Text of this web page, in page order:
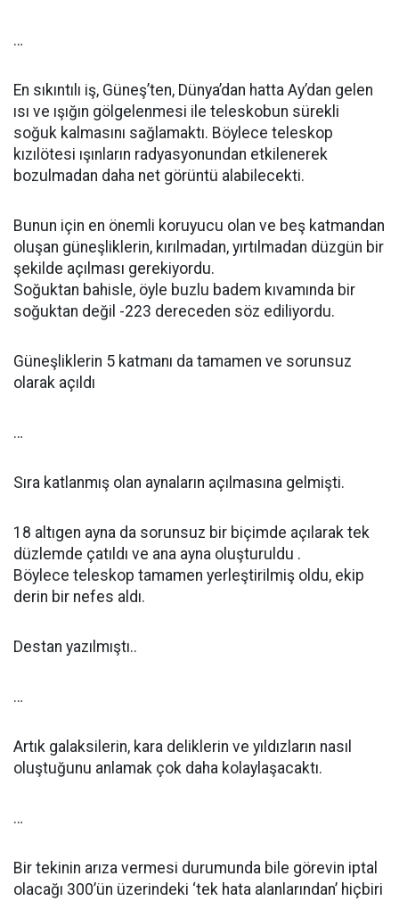
…
En sıkıntılı iş, Güneş’ten, Dünya’dan hatta Ay’dan gelen
ısı ve ışığın gölgelenmesi ile teleskobun sürekli
soğuk kalmasını sağlamaktı. Böylece teleskop
kızılötesi ışınların radyasyonundan etkilenerek
bozulmadan daha net görüntü alabilecekti.
Bunun için en önemli koruyucu olan ve beş katmandan
oluşan güneşliklerin, kırılmadan, yırtılmadan düzgün bir
şekilde açılması gerekiyordu.
Soğuktan bahisle, öyle buzlu badem kıvamında bir
soğuktan değil -223 dereceden söz ediliyordu.
Güneşliklerin 5 katmanı da tamamen ve sorunsuz
olarak açıldı
…
Sıra katlanmış olan aynaların açılmasına gelmişti.
18 altıgen ayna da sorunsuz bir biçimde açılarak tek
düzlemde çatıldı ve ana ayna oluşturuldu .
Böylece teleskop tamamen yerleştirilmiş oldu, ekip
derin bir nefes aldı.
Destan yazılmıştı..
…
Artık galaksilerin, kara deliklerin ve yıldızların nasıl
oluştuğunu anlamak çok daha kolaylaşacaktı.
…
Bir tekinin arıza vermesi durumunda bile görevin iptal
olacağı 300’ün üzerindeki ‘tek hata alanlarından’ hiçbiri